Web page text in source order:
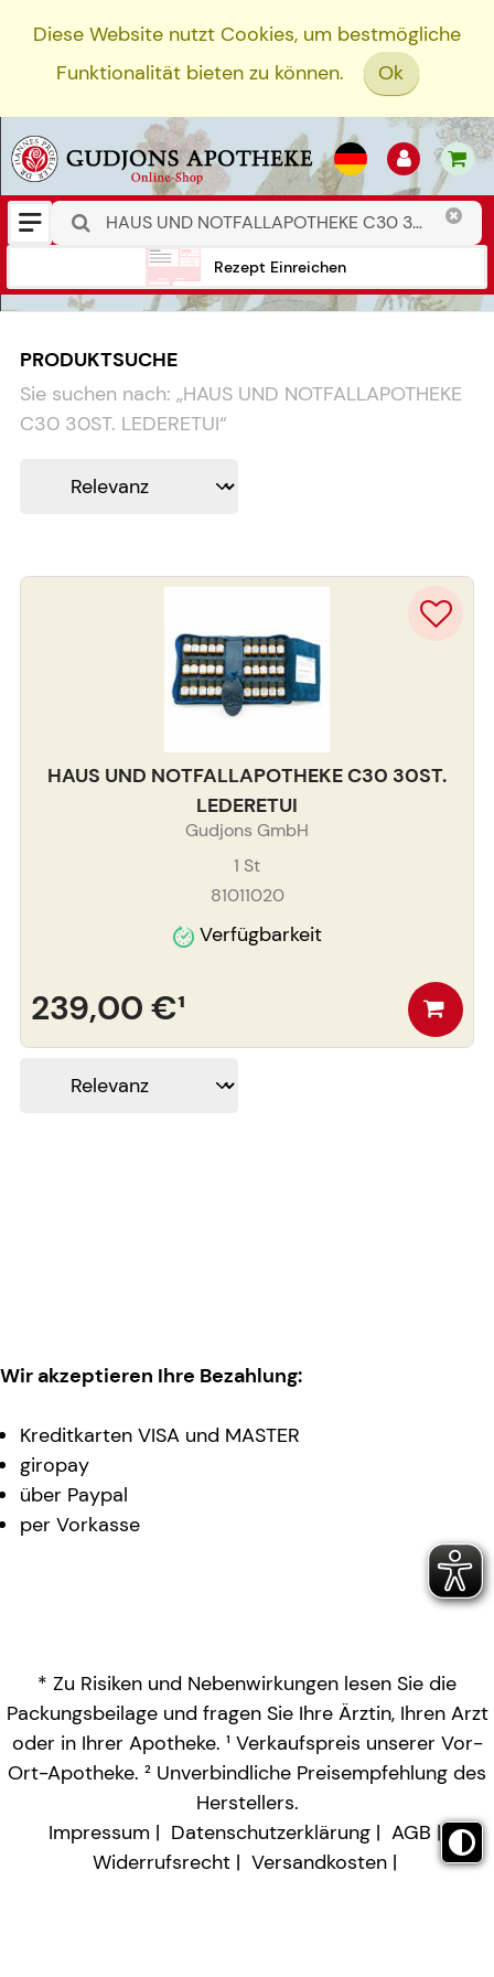
Diese Website nutzt Cookies, um bestmögliche
Funktionalität bieten zu können.
Ok
Rezept Einreichen
PRODUKTSUCHE
Sie suchen nach: „HAUS UND NOTFALLAPOTHEKE
C30 30ST. LEDERETUI“
HAUS UND NOTFALLAPOTHEKE C30 30ST.
LEDERETUI
Gudjons GmbH
1 St
81011020
Verfügbarkeit
239,00 €¹
Wir akzeptieren Ihre Bezahlung:
Kreditkarten VISA und MASTER
giropay
über Paypal
per Vorkasse
* Zu Risiken und Nebenwirkungen lesen Sie die
Packungsbeilage und fragen Sie Ihre Ärztin, Ihren Arzt
oder in Ihrer Apotheke. ¹ Verkaufspreis unserer Vor-
Ort-Apotheke. ² Unverbindliche Preisempfehlung des
Herstellers.
Impressum
Datenschutzerklärung
AGB
Widerrufsrecht
Versandkosten